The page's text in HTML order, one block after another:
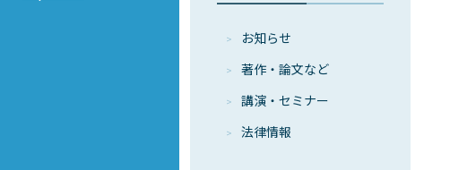
お知らせ
著作・論⽂など
講演・セミナー
法律情報